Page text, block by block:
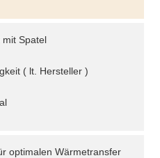
mit Spatel
( lt. Hersteller )
optimalen Wärmetransfer